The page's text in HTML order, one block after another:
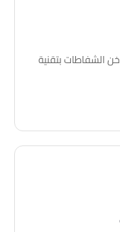
الشفاطات بتقنية